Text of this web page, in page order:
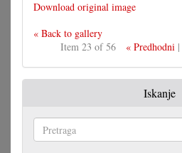
Download original image
« Back to gallery
Item 23 of 56
« Predhodni|
Iskanje